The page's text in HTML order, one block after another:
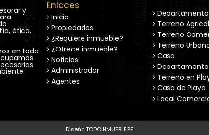
y
ética,
en todo
Enlaces
Inicio
Propiedades
¿Requiere inmueble?
¿Ofrece inmueble?
Noticias
Administrador
Agentes
Departamento
Terreno
Terreno
Terreno
Casa
Departamento
Terreno en
Casa de Playa
Local
Diseño TODOINMUEBLE.PE